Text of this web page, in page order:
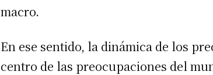
macro.
En ese sentido, la dinámica de los
centro de las preocupaciones del